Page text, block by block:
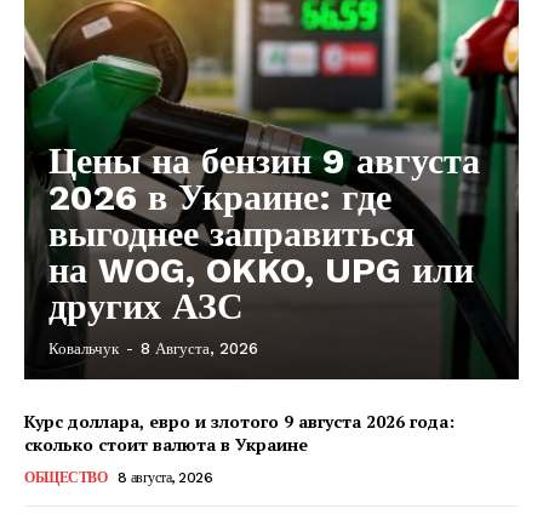
Цены на бензин 9 августа
2026 в Украине: где
выгоднее заправиться
на WOG, OKKO, UPG или
других АЗС
Ковальчук - 8 Августа, 2026
Курс доллара, евро и злотого 9 августа 2026 года:
сколько стоит валюта в Украине
ОБЩЕСТВО 8 августа, 2026